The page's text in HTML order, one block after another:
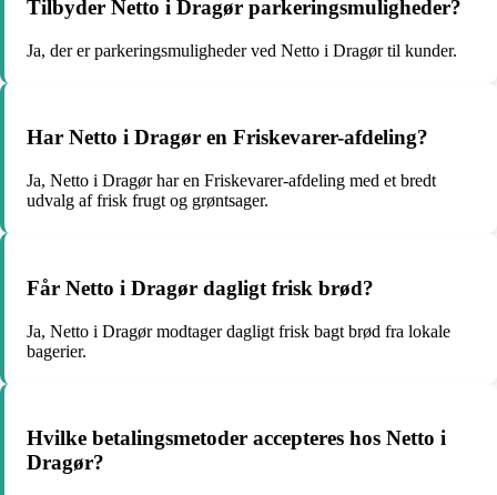
Tilbyder Netto i Dragør parkeringsmuligheder?
Ja, der er parkeringsmuligheder ved Netto i Dragør til kunder.
Har Netto i Dragør en Friskevarer-afdeling?
Ja, Netto i Dragør har en Friskevarer-afdeling med et bredt
udvalg af frisk frugt og grøntsager.
Får Netto i Dragør dagligt frisk brød?
Ja, Netto i Dragør modtager dagligt frisk bagt brød fra lokale
bagerier.
Hvilke betalingsmetoder accepteres hos Netto i
Dragør?